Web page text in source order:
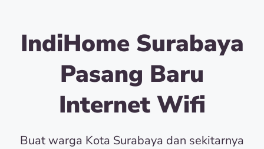
IndiHome Surabaya
Pasang Baru
Internet Wifi
Buat warga Kota Surabaya dan sekitarnya